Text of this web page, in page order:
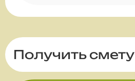
Получить смету